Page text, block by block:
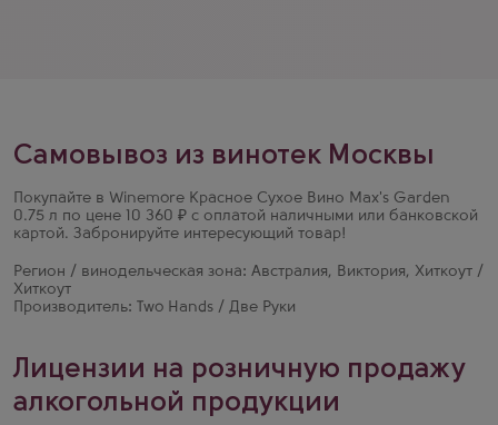
Самовывоз из винотек Москвы
Покупайте в Winemore Красное Сухое Вино Max's Garden
0.75 л по цене 10 360 ₽ с оплатой наличными или банковской
картой. Забронируйте интересующий товар!
Регион / винодельческая зона: Австралия, Виктория, Хиткоут /
Хиткоут
Производитель: Two Hands / Две Руки
Лицензии на розничную продажу
алкогольной продукции